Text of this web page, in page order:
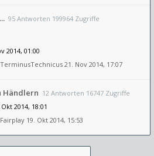
95 Antworten 199964 Zugriffe
2014, 01:00
TerminusTechnicus 21. Nov 2014, 17:07
Händlern 12 Antworten 16747 Zugriffe
2014, 18:01
Fairplay 19. Okt 2014, 15:53